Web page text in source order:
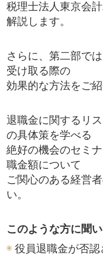
税理士法人東京会
解説します。
さらに、第二部で
受け取る際の
効果的な方法をご紹
退職金に関するリ
の具体策を学べる
絶好の機会のセミ
職金額について
ご関心のある経営
い。
このような方に聞
◉ 役員退職金が否